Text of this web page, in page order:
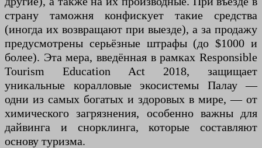
страну таможня конфискует такие средства
(иногда их возвращают при выезде), а за продажу
предусмотрены серьёзные штрафы (до $1000 и
более). Эта мера, введённая в рамках Responsible
Tourism Education Act 2018, защищает
уникальные коралловые экосистемы Палау —
одни из самых богатых и здоровых в мире, — от
химического загрязнения, особенно важны для
дайвинга и снорклинга, которые составляют
основу туризма.